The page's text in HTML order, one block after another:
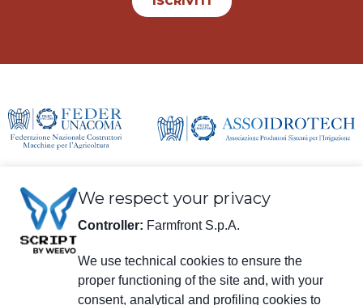
We respect your privacy
Controller: Farmfront S.p.A.
We use technical cookies to ensure the
proper functioning of the site and, with your
consent, analytical and profiling cookies to